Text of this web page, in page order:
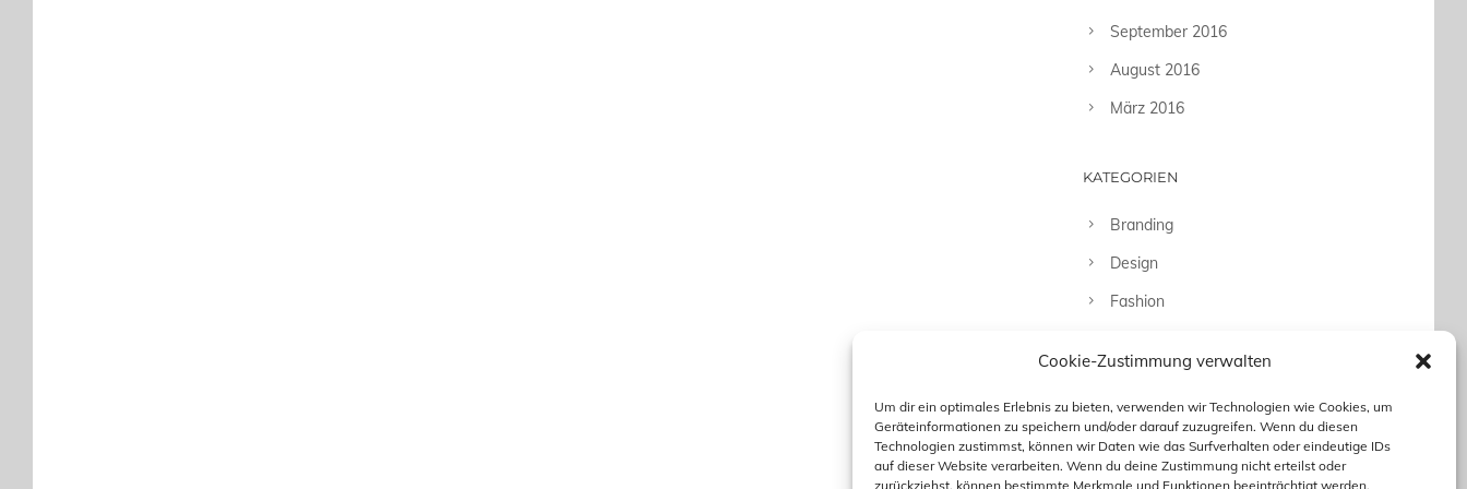
Cookie-Zustimmung verwalten
Um dir ein optimales Erlebnis zu bieten, verwenden wir Technologien wie Cookies, um
Geräteinformationen zu speichern und/oder darauf zuzugreifen. Wenn du diesen
Technologien zustimmst, können wir Daten wie das Surfverhalten oder eindeutige IDs
auf dieser Website verarbeiten. Wenn du deine Zustimmung nicht erteilst oder
zurückziehst, können bestimmte Merkmale und Funktionen beeinträchtigt werden.
September 2016
August 2016
März 2016
KATEGORIEN
Branding
Design
Fashion